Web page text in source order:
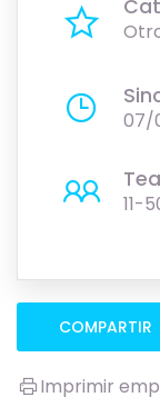
07/
11-
COMPARTIR
Imprimir